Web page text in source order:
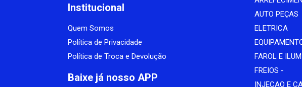
Institucional
Quem Somos
Política de Privacidade
Política de Troca e Devolução
Baixe já nosso APP
AUTO PEÇAS
ELETRICA
FAROL E
FREIOS -
INJECAO E